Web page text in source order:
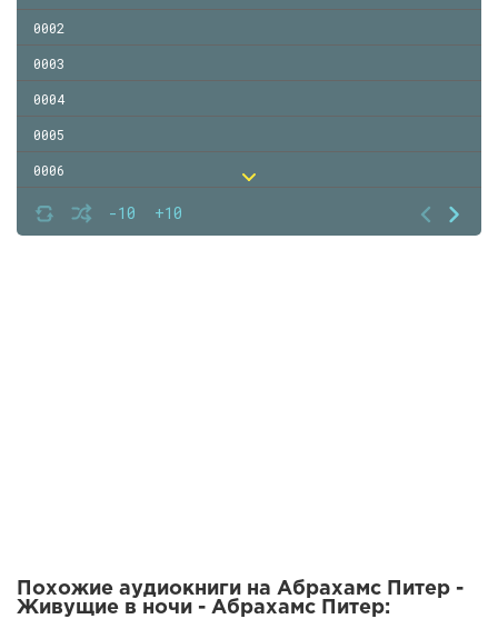
-10 +10
0002
0003
0004
0005
0006
0007
0008
0018
Похожие аудиокниги на Абрахамс Питер -
Живущие в ночи - Абрахамс Питер: